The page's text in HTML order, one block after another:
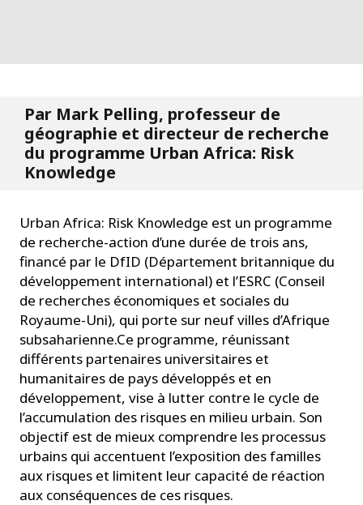
Par Mark Pelling, professeur de
géographie et directeur de recherche
du programme Urban Africa: Risk
Knowledge
Urban Africa: Risk Knowledge est un programme
de recherche-action d’une durée de trois ans,
financé par le DfID (Département britannique du
développement international) et l’ESRC (Conseil
de recherches économiques et sociales du
Royaume-Uni), qui porte sur neuf villes d’Afrique
subsaharienne.Ce programme, réunissant
différents partenaires universitaires et
humanitaires de pays développés et en
développement, vise à lutter contre le cycle de
l’accumulation des risques en milieu urbain. Son
objectif est de mieux comprendre les processus
urbains qui accentuent l’exposition des familles
aux risques et limitent leur capacité de réaction
aux conséquences de ces risques.